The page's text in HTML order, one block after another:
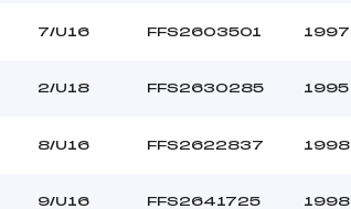
7/U16 FFS2603501 1997
2/U18 FFS2630285 1995
8/U16 FFS2622837 1998
9/U16 FFS2641725 1998